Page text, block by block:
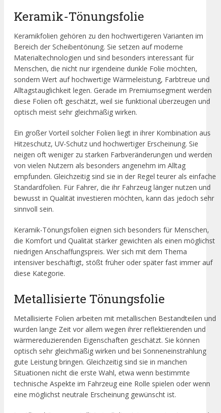
Keramik-Tönungsfolie
Keramikfolien gehören zu den hochwertigeren Varianten im
Bereich der Scheibentönung. Sie setzen auf moderne
Materialtechnologien und sind besonders interessant für
Menschen, die nicht nur irgendeine dunkle Folie möchten,
sondern Wert auf hochwertige Wärmeleistung, Farbtreue und
Alltagstauglichkeit legen. Gerade im Premiumsegment werden
diese Folien oft geschätzt, weil sie funktional überzeugen und
optisch meist sehr gleichmäßig wirken.
Ein großer Vorteil solcher Folien liegt in ihrer Kombination aus
Hitzeschutz, UV-Schutz und hochwertiger Erscheinung. Sie
neigen oft weniger zu starken Farbveränderungen und werden
von vielen Nutzern als besonders angenehm im Alltag
empfunden. Gleichzeitig sind sie in der Regel teurer als einfache
Standardfolien. Für Fahrer, die ihr Fahrzeug länger nutzen und
bewusst in Qualität investieren möchten, kann das jedoch sehr
sinnvoll sein.
Keramik-Tönungsfolien eignen sich besonders für Menschen,
die Komfort und Qualität stärker gewichten als einen möglichst
niedrigen Anschaffungspreis. Wer sich mit dem Thema
intensiver beschäftigt, stößt früher oder später fast immer auf
diese Kategorie.
Metallisierte Tönungsfolie
Metallisierte Folien arbeiten mit metallischen Bestandteilen und
wurden lange Zeit vor allem wegen ihrer reflektierenden und
wärmereduzierenden Eigenschaften geschätzt. Sie können
optisch sehr gleichmäßig wirken und bei Sonneneinstrahlung
gute Leistung bringen. Gleichzeitig sind sie in manchen
Situationen nicht die erste Wahl, etwa wenn bestimmte
technische Aspekte im Fahrzeug eine Rolle spielen oder wenn
eine möglichst neutrale Erscheinung gewünscht ist.